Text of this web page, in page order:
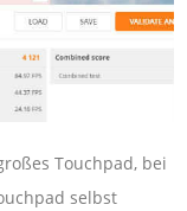
Touchpad, bei
selbst